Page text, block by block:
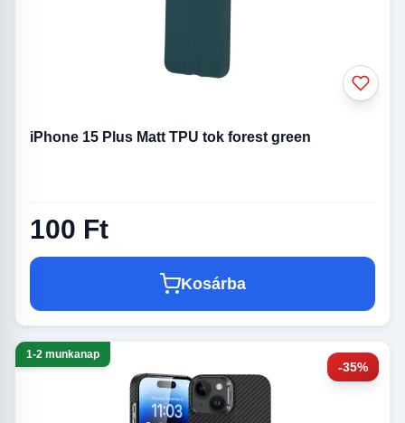
iPhone 15 Plus Matt TPU tok forest green
100 Ft
Kosárba
-35%
1-2 munkanap